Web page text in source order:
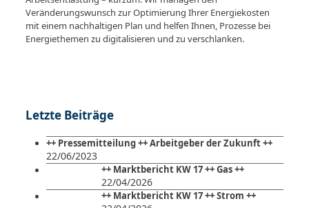
Veränderungswunsch zur Optimierung Ihrer Energiekosten
mit einem nachhaltigen Plan und helfen Ihnen, Prozesse bei
Energiethemen zu digitalisieren und zu verschlanken.
Letzte Beiträge
++ Pressemitteilung ++ Arbeitgeber der Zukunft ++
22/06/2023
++ Marktbericht KW 17 ++ Gas ++
22/04/2026
++ Marktbericht KW 17 ++ Strom ++